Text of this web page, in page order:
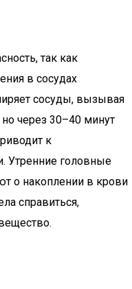
так как
в сосудах
сосуды, вызывая
через 30–40 минут
к
Утренние головные
о накоплении в крови
справиться,